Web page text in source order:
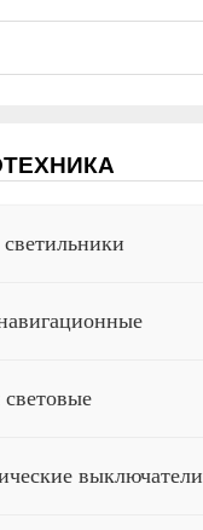
выключатели